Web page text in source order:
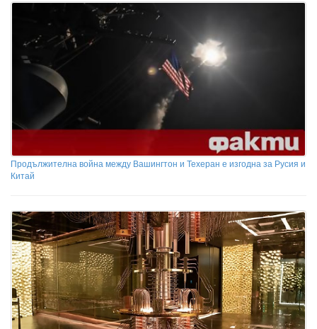
Продължителна война между Вашингтон и Техеран е изгодна за Русия и
Китай